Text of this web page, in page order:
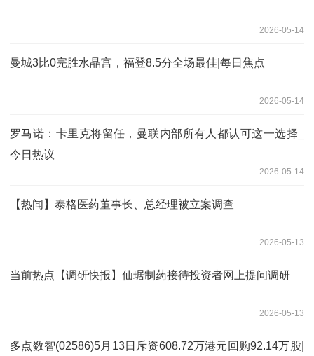
2026-05-14
曼城3比0完胜水晶宫，福登8.5分全场最佳|每日焦点
2026-05-14
罗马诺：卡里克将留任，曼联内部所有人都认可这一选择_
今日热议
2026-05-14
【热闻】泰格医药董事长、总经理被立案调查
2026-05-13
当前热点【调研快报】仙琚制药接待投资者网上提问调研
2026-05-13
多点数智(02586)5月13日斥资608.72万港元回购92.14万股|